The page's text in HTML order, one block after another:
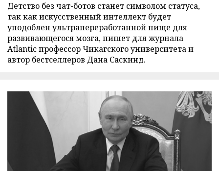
Детство без чат-ботов станет символом статуса,
так как искусственный интеллект будет
уподоблен ультрапереработанной пище для
развивающегося мозга, пишет для журнала
Atlantic профессор Чикагского университета и
автор бестселлеров Дана Саскинд.